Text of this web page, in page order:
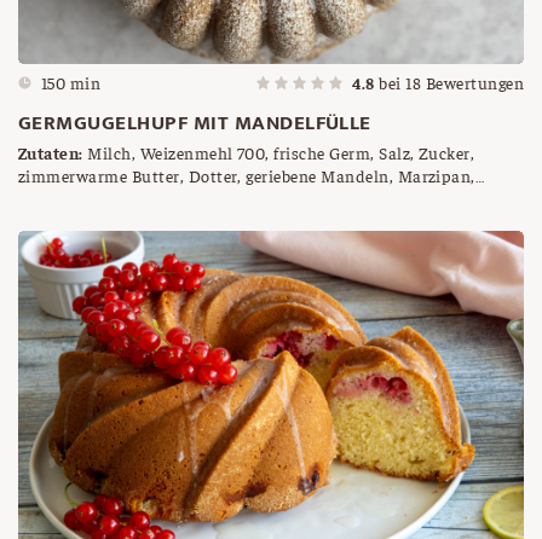
150 min 4.8 bei18 Bewertungen
GERMGUGELHUPF MIT MANDELFÜLLE
Zutaten: Milch, Weizenmehl 700, frische Germ, Salz, Zucker,
zimmerwarme Butter, Dotter, geriebene Mandeln, Marzipan,